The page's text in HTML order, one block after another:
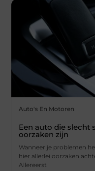
Auto's En Motoren
Een auto die slecht
oorzaken zijn
Wanneer je problemen
hier allerlei oorzaken
Allereerst